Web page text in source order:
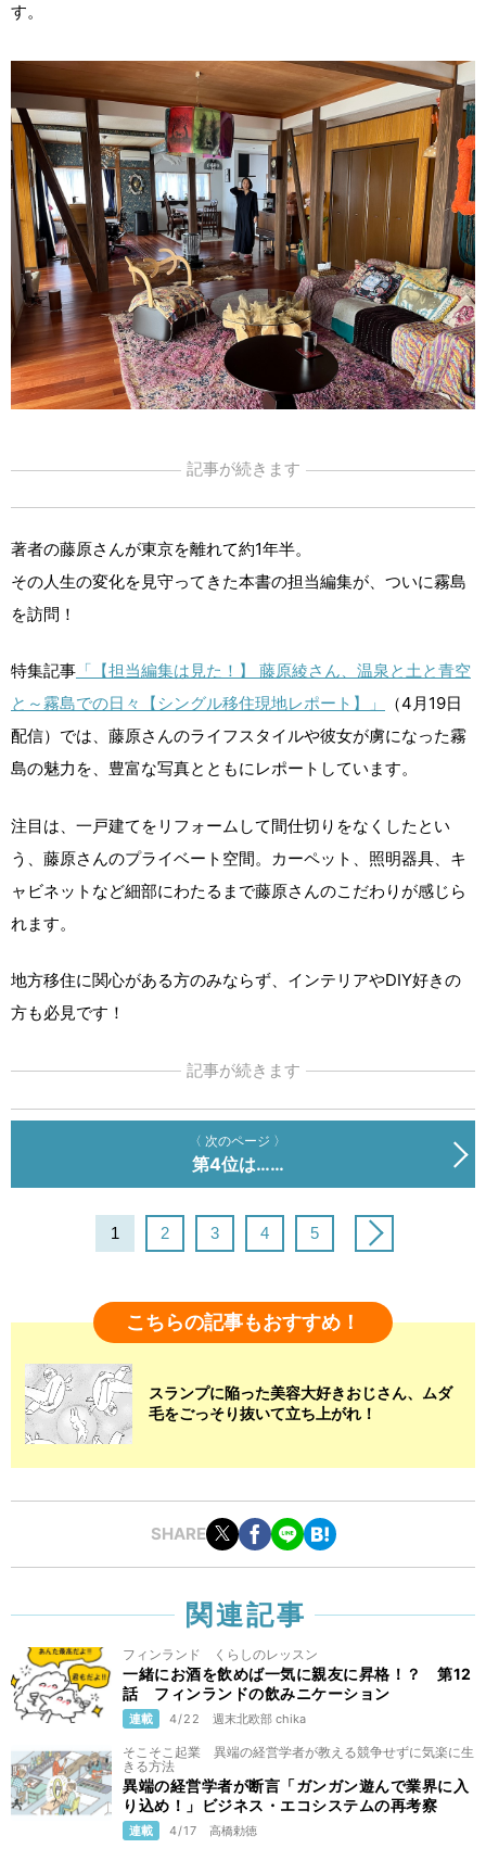
す。
記事が続きます
著者の藤原さんが東京を離れて約1年半。
その人生の変化を見守ってきた本書の担当編集が、ついに霧島
を訪問！
特集記事 「【担当編集は見た！】 藤原綾さん、温泉と土と青空
と～霧島での日々【シングル移住現地レポート】」
（4月19日
配信）では、藤原さんのライフスタイルや彼女が虜になった霧
島の魅力を、豊富な写真とともにレポートしています。
注目は、一戸建てをリフォームして間仕切りをなくしたとい
う、藤原さんのプライベート空間。カーペット、照明器具、キ
ャビネットなど細部にわたるまで藤原さんのこだわりが感じら
れます。
地方移住に関心がある方のみならず、インテリアやDIY好きの
方も必見です！
記事が続きます
〈 次のページ 〉
第4位は……
1 2 3 4 5
こちらの記事もおすすめ！
スランプに陥った美容大好きおじさん、ムダ
毛をごっそり抜いて立ち上がれ！
SHARE
関連記事
フィンランド くらしのレッスン
一緒にお酒を飲めば一気に親友に昇格！？ 第12
話 フィンランドの飲みニケーション
連載 4/22 週末北欧部 chika
そこそこ起業 異端の経営学者が教える競争せずに気楽に生
きる方法
異端の経営学者が断言「ガンガン遊んで業界に入
り込め！」ビジネス・エコシステムの再考察
連載 4/17 高橋勅徳